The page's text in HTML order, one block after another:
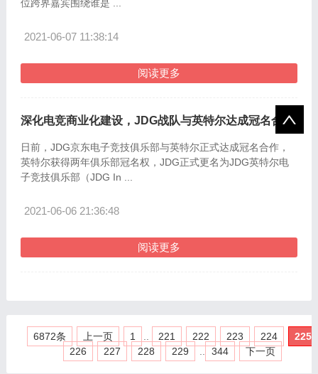
2021-06-07 11:38:14
阅读更多
深化电竞商业化建设，JDG战队与英特尔达成冠名合作
日前，JDG京东电子竞技俱乐部与英特尔正式达成冠名合作，
英特尔获得两年俱乐部冠名权，JDG正式更名为JDG英特尔电
2021-06-06 21:36:48
阅读更多
6872条 上一页 1 221 222 223 224
225
226
227 228 229 344 下一页